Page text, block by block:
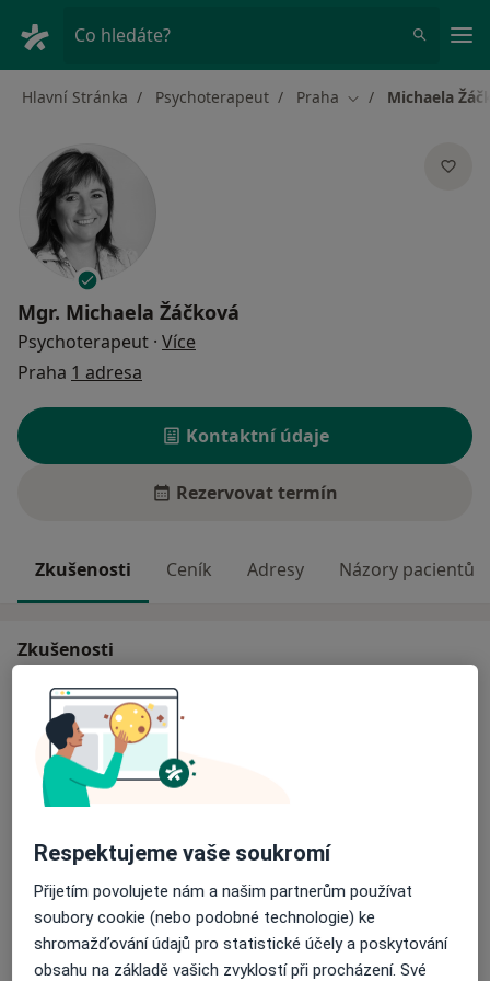
Co hledáte?
Hlavní Stránka Psychoterapeut Praha Změna města
Michaela
Mgr. Michaela Žáčková
Psychoterapeut · Více
Praha 1 adresa
Kontaktní údaje
Rezervovat termín
Zkušenosti Ceník Adresy Názory pacientů
Zkušenosti
Cítíte se nejistí, trpíte úzkostí či nadměrnými obavami?
Jste nešťastní? Neovládáte své emoce? Ztratili jste
blízkou osobu?
Psychoterapie je cesta, jak se cítit lépe. Chcete-li to
zkusit, můžeme začít!
neposkytuji záznamy o klientech třetím stranám,
setkávání je důvěrné
nabízím krátké objednací lhůty
zajišťuji pravidelnou péči bez omezení vyžadovaných
pojišťovnami
nepotřebujete doporučení od lékaře
O mně
Odborník na:
Psychoterapie
Respektujeme vaše soukromí
Přijetím povolujete nám a našim partnerům používat
soubory cookie (nebo podobné technologie) ke
shromažďování údajů pro statistické účely a poskytování
obsahu na základě vašich zvyklostí při procházení. Své